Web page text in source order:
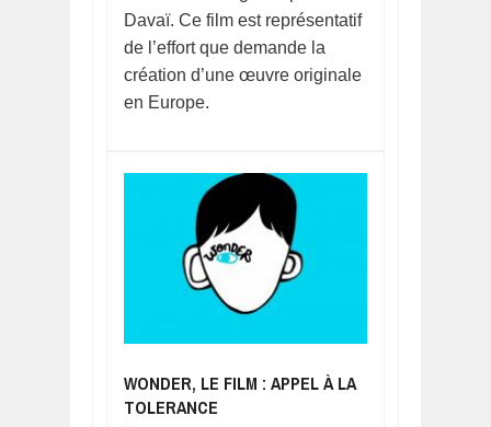
Davaï. Ce film est représentatif
de l’effort que demande la
création d’une œuvre originale
en Europe.
WONDER, LE FILM : APPEL À LA
TOLERANCE